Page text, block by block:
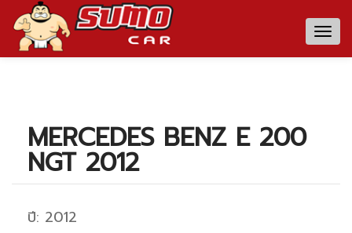
MERCEDES BENZ E 200
NGT 2012
ปี: 2012